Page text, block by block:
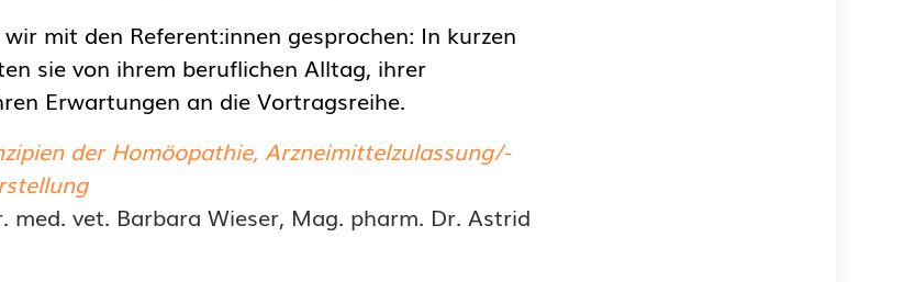
mit den Referent:innen gesprochen: In kurzen
sie von ihrem beruflichen Alltag, ihrer
Erwartungen an die Vortragsreihe.
der Homöopathie, Arzneimittelzulassung/-
med. vet. Barbara Wieser, Mag. pharm. Dr. Astrid